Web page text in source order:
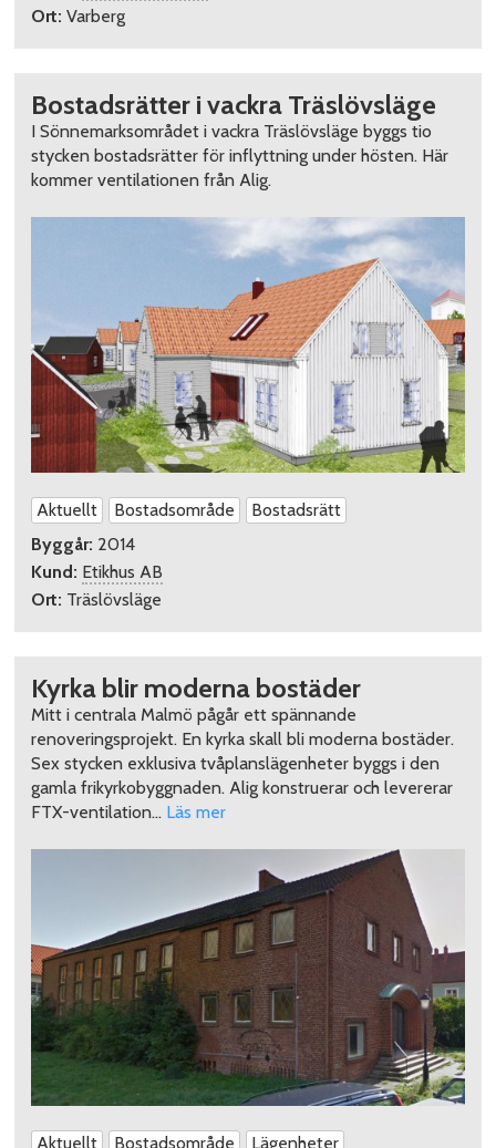
Ort: Varberg
Bostadsrätter i vackra Träslövsläge
I Sönnemarksområdet i vackra Träslövsläge byggs tio
stycken bostadsrätter för inflyttning under hösten. Här
kommer ventilationen från Alig.
Aktuellt Bostadsområde
Bostadsrätt
Byggår: 2014
Kund: Etikhus AB
Ort: Träslövsläge
Kyrka blir moderna bostäder
Mitt i centrala Malmö pågår ett spännande
renoveringsprojekt. En kyrka skall bli moderna bostäder.
Sex stycken exklusiva tvåplanslägenheter byggs i den
gamla frikyrkobyggnaden. Alig konstruerar och levererar
FTX-ventilation… Läs mer
Aktuellt Bostadsområde
Lägenheter